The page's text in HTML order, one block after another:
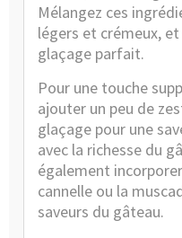
Mélangez ces
légers et crémeux,
glaçage parfait.
Pour une touche
ajouter un peu de
glaçage pour une
avec la richesse du
également
cannelle ou la
saveurs du gâteau.